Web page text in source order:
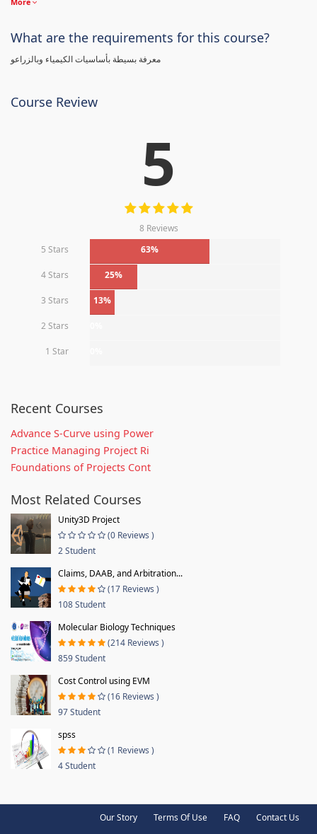
What are the requirements for this course?
معرفة بسيطة بأساسيات الكيمياء وبالزراعو
Course Review
5
8 Reviews
5 Stars
63%
4 Stars 25%
3 Stars 13%
2 Stars
1 Star
Recent Courses
Advance S-Curve using Power
Practice Managing Project Ri
Foundations of Projects Cont
Most Related Courses
Unity3D Project
(0 Reviews )
2 Student
Claims, DAAB, and Arbitration...
(17 Reviews )
108 Student
Molecular Biology Techniques
(214 Reviews )
859 Student
Cost Control using EVM
(16 Reviews )
97 Student
spss
(1 Reviews )
4 Student
Our Story Terms Of Use FAQ Contact Us